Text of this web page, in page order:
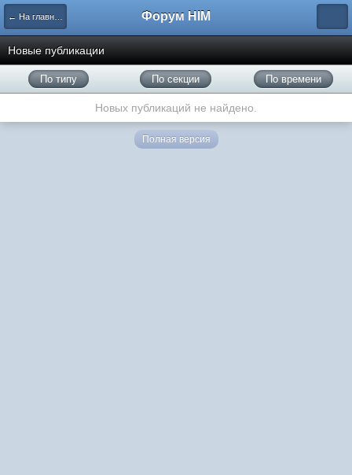
← На главную Форум HIM
Новые публикации
По типу По секции По времени
Новых публикаций не найдено.
Полная версия